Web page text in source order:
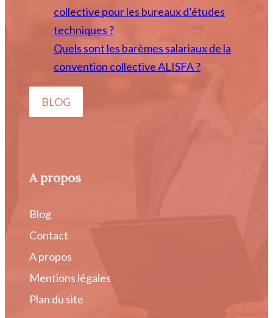
collective pour les bureaux d’études
techniques ?
Quels sont les barèmes salariaux de la
convention collective ALISFA ?
BLOG
A propos
Blog
Contact
A propos
Mentions légales
Plan du site